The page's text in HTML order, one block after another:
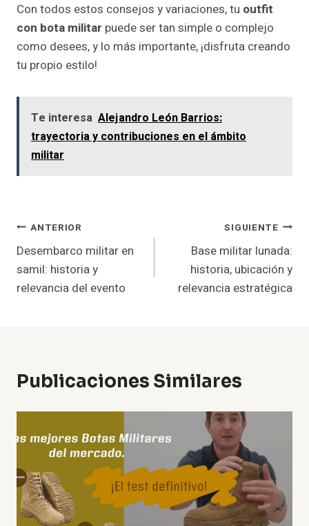
Con todos estos consejos y variaciones, tu outfit
con bota militar puede ser tan simple o complejo
como desees, y lo más importante, ¡disfruta creando
tu propio estilo!
Te interesa Alejandro León Barrios:
trayectoria y contribuciones en el ámbito
militar
Navegación
De
Entradas
ANTERIOR
Desembarco militar en
samil: historia y
relevancia del evento
SIGUIENTE
Base militar lunada:
historia, ubicación y
relevancia estratégica
Publicaciones Similares